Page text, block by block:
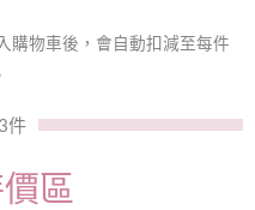
購物車後，會自動扣減至每件
件
區